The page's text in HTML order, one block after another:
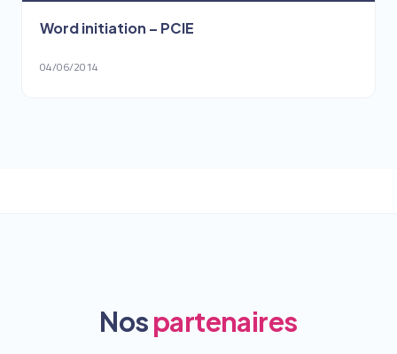
Word initiation – PCIE
04/06/2014
Nospartenaires